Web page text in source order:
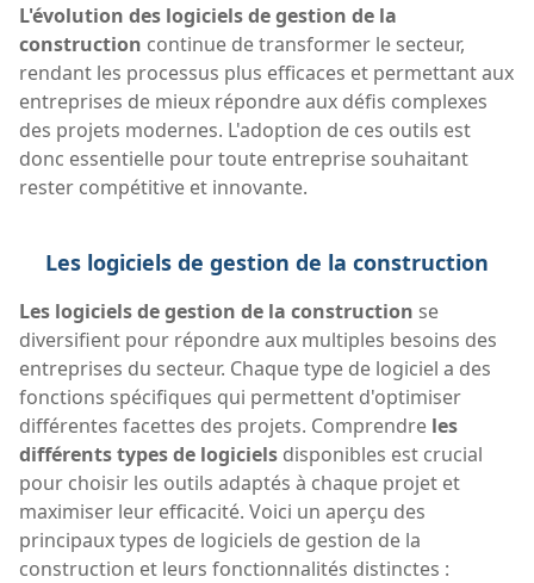
L'évolution des logiciels de gestion de la
construction continue de transformer le secteur,
rendant les processus plus efficaces et permettant aux
entreprises de mieux répondre aux défis complexes
des projets modernes. L'adoption de ces outils est
donc essentielle pour toute entreprise souhaitant
rester compétitive et innovante.
Les logiciels de gestion de la construction
Les logiciels de gestion de la construction se
diversifient pour répondre aux multiples besoins des
entreprises du secteur. Chaque type de logiciel a des
fonctions spécifiques qui permettent d'optimiser
différentes facettes des projets. Comprendre les
différents types de logiciels disponibles est crucial
pour choisir les outils adaptés à chaque projet et
maximiser leur efficacité. Voici un aperçu des
principaux types de logiciels de gestion de la
construction et leurs fonctionnalités distinctes :